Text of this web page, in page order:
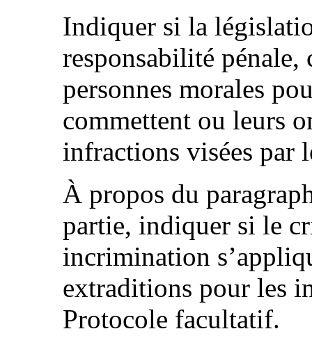
Indiquer si la
responsabilité
personnes morales
commettent ou leurs
infractions visées par
À propos du
partie, indiquer si le
incrimination
extraditions pour les
Protocole facultatif.